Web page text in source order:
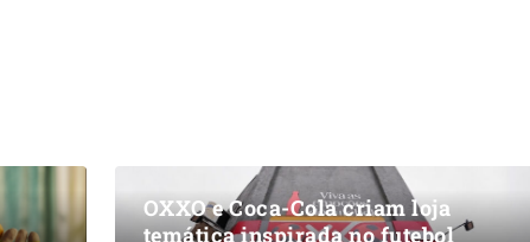
OXXO e Coca-Cola criam loja
temática inspirada no futebol